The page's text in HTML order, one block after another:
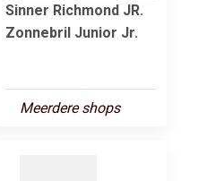
Sinner Richmond JR.
Zonnebril Junior Jr.
Meerdere shops